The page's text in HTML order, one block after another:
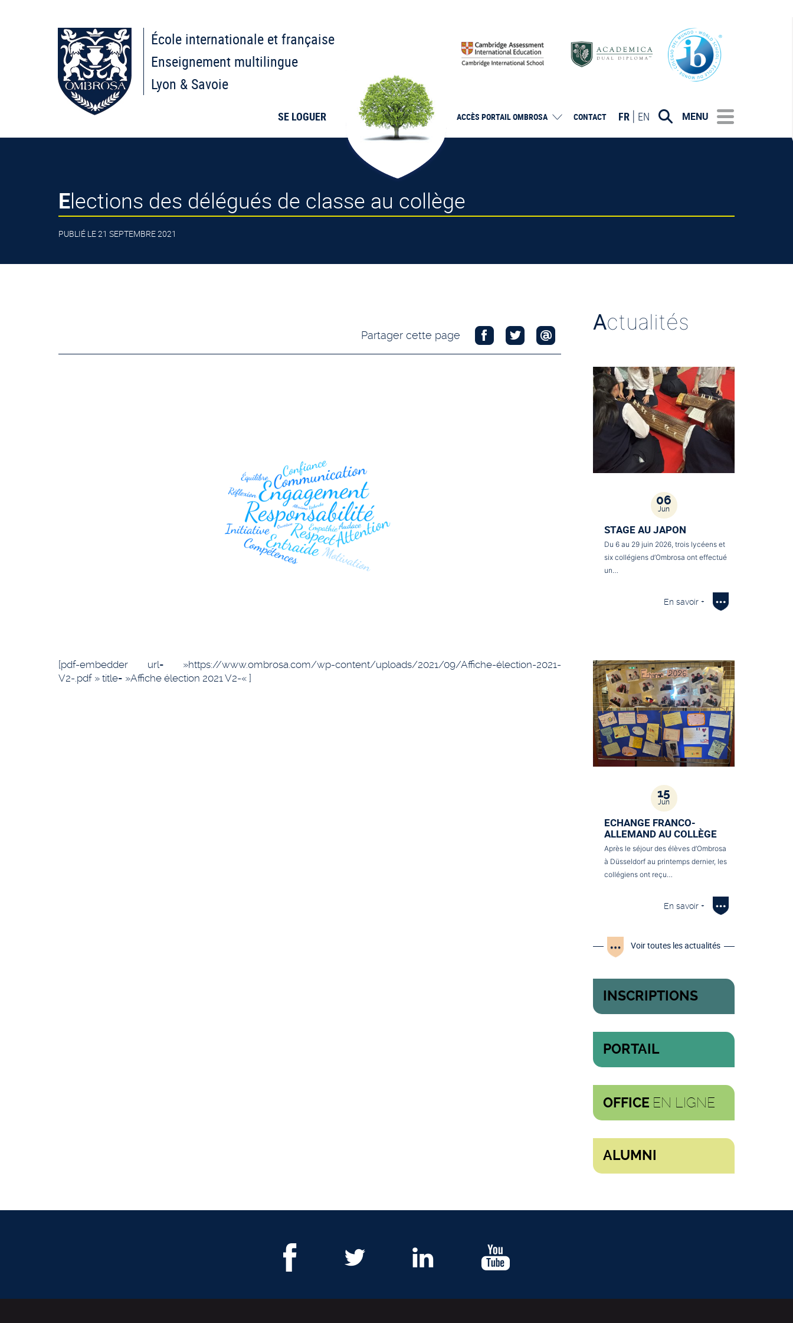
École internationale et française
Enseignement multilingue
Lyon & Savoie
SE LOGUER ACCÈS PORTAILOMBROSA CONTACT FR EN MENU
Elections des délégués de classe au collège
PUBLIÉ LE 21 SEPTEMBRE 2021
Partager cette page
[pdf-embedder url= »https://www.ombrosa.com/wp-content/uploads/2021/09/Affiche-élection-2021-
V2-.pdf » title= »Affiche élection 2021 V2-« ]
Actualités
06
Jun
STAGE AU JAPON
Du 6 au 29 juin 2026, trois lycéens et
six collégiens d’Ombrosa ont effectué
un…
En savoir +
15
Jun
ECHANGE FRANCO-
ALLEMAND AU COLLÈGE
Après le séjour des élèves d’Ombrosa
à Düsseldorf au printemps dernier, les
collégiens ont reçu…
En savoir +
Voir toutes les actualités
INSCRIPTIONS
PORTAIL
OFFICE EN LIGNE
ALUMNI